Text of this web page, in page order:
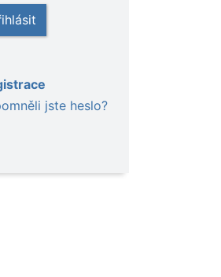
jste heslo?